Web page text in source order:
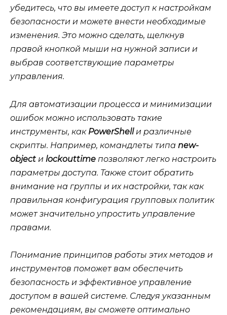
убедитесь, что вы имеете доступ к настройкам
безопасности и можете внести необходимые
изменения. Это можно сделать, щелкнув
правой кнопкой мыши на нужной записи и
выбрав соответствующие параметры
управления.
Для автоматизации процесса и минимизации
ошибок можно использовать такие
инструменты, как PowerShellи различные
скрипты. Например, командлеты типа new-
object и lockouttime позволяют легко настроить
параметры доступа. Также стоит обратить
внимание на группы и их настройки, так как
правильная конфигурация групповых политик
может значительно упростить управление
правами.
Понимание принципов работы этих методов и
инструментов поможет вам обеспечить
безопасность и эффективное управление
доступом в вашей системе. Следуя указанным
рекомендациям, вы сможете оптимально